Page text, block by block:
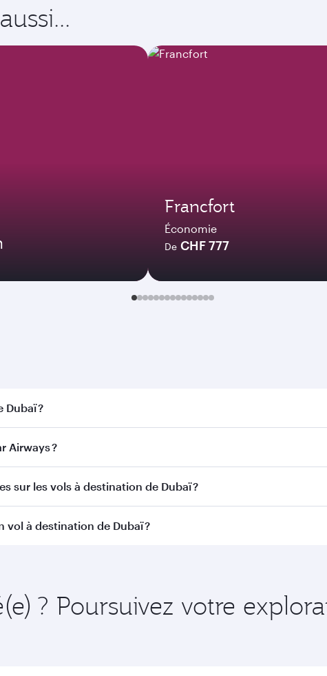
Francfort
Économie
De CHF 777
Dubaï ?
Recherchez les vols depuis notre page d'accueil pour
Airways ?
Airways. Nous desservons plus de 150 destinations via
sur les vols à destination de Dubaï ?
l'itinéraire et de la compagnie aérienne opérant le vol. Sur
vol à destination de Dubaï ?
? Poursuivez votre